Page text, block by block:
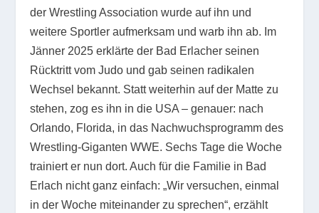
der Wrestling Association wurde auf ihn und
weitere Sportler aufmerksam und warb ihn ab. Im
Jänner 2025 erklärte der Bad Erlacher seinen
Rücktritt vom Judo und gab seinen radikalen
Wechsel bekannt. Statt weiterhin auf der Matte zu
stehen, zog es ihn in die USA – genauer: nach
Orlando, Florida, in das Nachwuchsprogramm des
Wrestling-Giganten WWE. Sechs Tage die Woche
trainiert er nun dort. Auch für die Familie in Bad
Erlach nicht ganz einfach: „Wir versuchen, einmal
in der Woche miteinander zu sprechen“, erzählt